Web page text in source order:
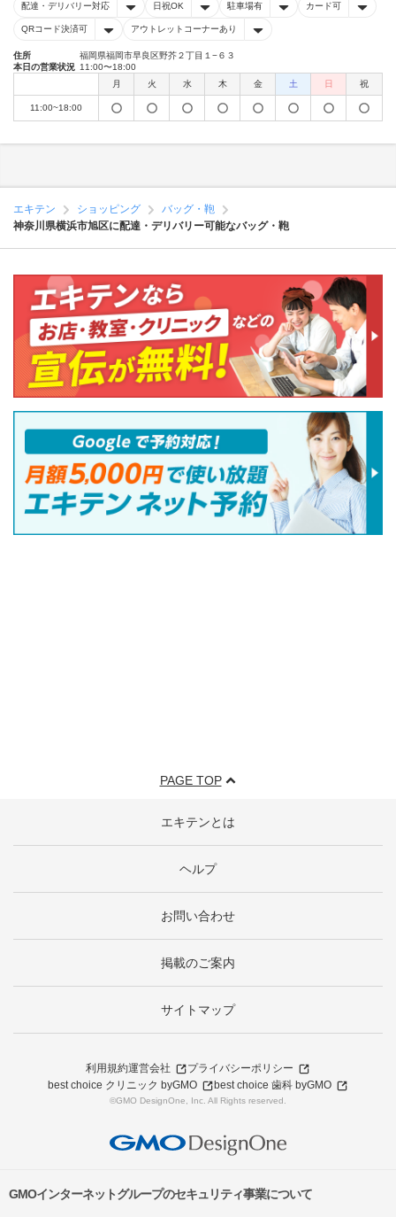
配達・デリバリー対応 日祝OK 駐車場有 カード可
QRコード決済可 アウトレットコーナーあり
住所
福岡県福岡市早良区野芥２丁目１−６３
本日の営業状況 11:00〜18:00
月
火 水 木 金 土 日 祝
11:00~18:00
エキテン ショッピング
バッグ・鞄
神奈川県横浜市旭区に配達・デリバリー可能なバッグ・鞄
PAGE TOP
エキテンとは
ヘルプ
お問い合わせ
掲載のご案内
サイトマップ
利用規約運営会社
プライバシーポリシー
best choice クリニック byGMO
best choice 歯科 byGMO
©GMO DesignOne, Inc. All Rights reserved.
GMOインターネットグループのセキュリティ事業について